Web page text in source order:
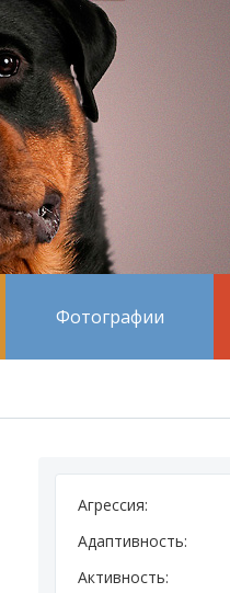
Фотографии
Агрессия:
Адаптивность:
Активность: